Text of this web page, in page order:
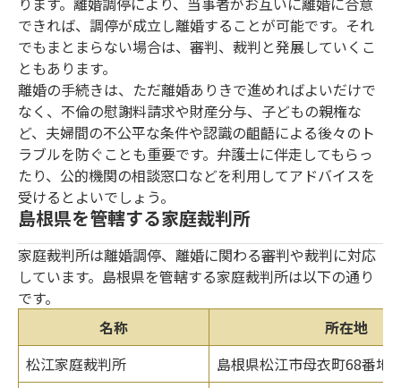
できれば、調停が成立し離婚することが可能です。それ
でもまとまらない場合は、審判、裁判と発展していくこ
ともあります。
離婚の手続きは、ただ離婚ありきで進めればよいだけで
なく、不倫の慰謝料請求や財産分与、子どもの親権な
ど、夫婦間の不公平な条件や認識の齟齬による後々のト
ラブルを防ぐことも重要です。弁護士に伴走してもらっ
たり、公的機関の相談窓口などを利用してアドバイスを
受けるとよいでしょう。
島根県を管轄する家庭裁判所
家庭裁判所は離婚調停、離婚に関わる審判や裁判に対応
しています。島根県を管轄する家庭裁判所は以下の通り
です。
名称
所在地
松江家庭裁判所
島根県松江市母衣町68番地